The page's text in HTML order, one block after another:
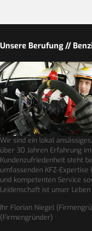
Unsere Berufung //
Wir sind ein lokal
über 30 Jahren Erfahrung
Kundenzufriedenheit steht
umfassenden KFZ-
und kompetenten Service
Leidenschaft ist unser
Ihr Florian Niegel
(Firmengründer)